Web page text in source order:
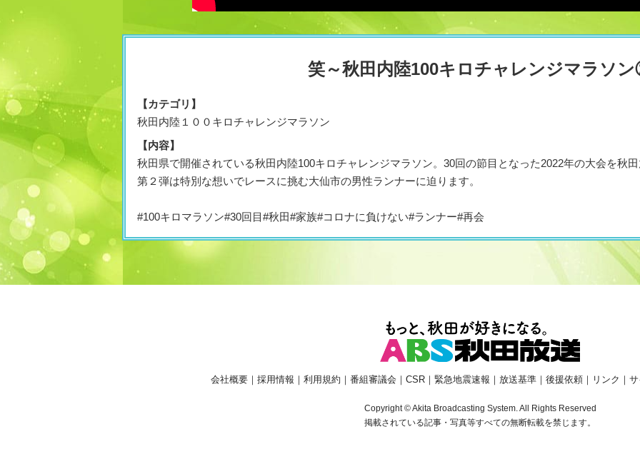
笑～秋田内陸100キロチャレンジマラソ
【カテゴリ】
秋田内陸１００キロチャレンジマラソン
【内容】
秋田県で開催されている秋田内陸100キロチャレンジマラソン。30回の節目となった2022年の大会を秋
第２弾は特別な想いでレースに挑む大仙市の男性ランナーに迫ります。
#100キロマラソン#30回目#秋田#家族#コロナに負けない#ランナー#再会
会社概要｜ 採用情報 ｜ 利用規約 ｜ 番組審議会 ｜ CSR｜ 緊急地震速報 ｜ 放送基準｜ 後援依頼｜ リンク ｜
Copyright © Akita Broadcasting System. All Rights Reserved
掲載されている記事・写真等すべての無断転載を禁じます。